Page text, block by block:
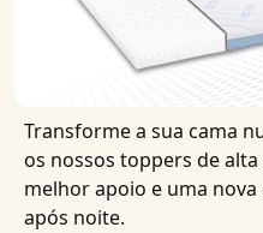
Transforme a sua cama
os nossos toppers de
melhor apoio e uma
após noite.